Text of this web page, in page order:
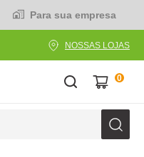
Para sua empresa
NOSSAS LOJAS
0